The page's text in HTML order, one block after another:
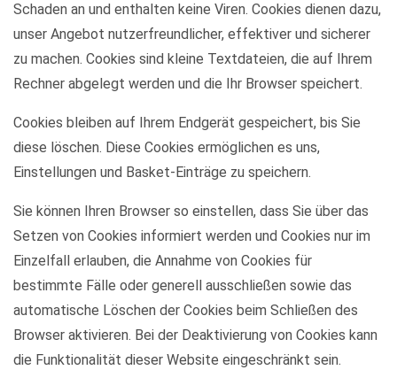
Schaden an und enthalten keine Viren. Cookies dienen dazu,
unser Angebot nutzerfreundlicher, effektiver und sicherer
zu machen. Cookies sind kleine Textdateien, die auf Ihrem
Rechner abgelegt werden und die Ihr Browser speichert.
Cookies bleiben auf Ihrem Endgerät gespeichert, bis Sie
diese löschen. Diese Cookies ermöglichen es uns,
Einstellungen und Basket-Einträge zu speichern.
Sie können Ihren Browser so einstellen, dass Sie über das
Setzen von Cookies informiert werden und Cookies nur im
Einzelfall erlauben, die Annahme von Cookies für
bestimmte Fälle oder generell ausschließen sowie das
automatische Löschen der Cookies beim Schließen des
Browser aktivieren. Bei der Deaktivierung von Cookies kann
die Funktionalität dieser Website eingeschränkt sein.